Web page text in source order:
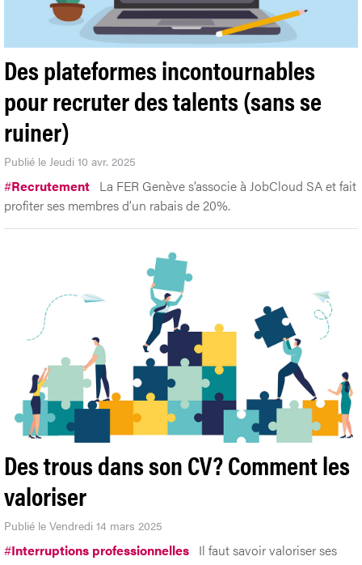
Des plateformes incontournables
pour recruter des talents (sans se
ruiner)
Publié le Jeudi 10 avr. 2025
#Recrutement La FER Genève s’associe à JobCloud SA et fait
profiter ses membres d’un rabais de 20%.
Des trous dans son CV? Comment les
valoriser
Publié le Vendredi 14 mars 2025
#Interruptions professionnelles Il faut savoir valoriser ses